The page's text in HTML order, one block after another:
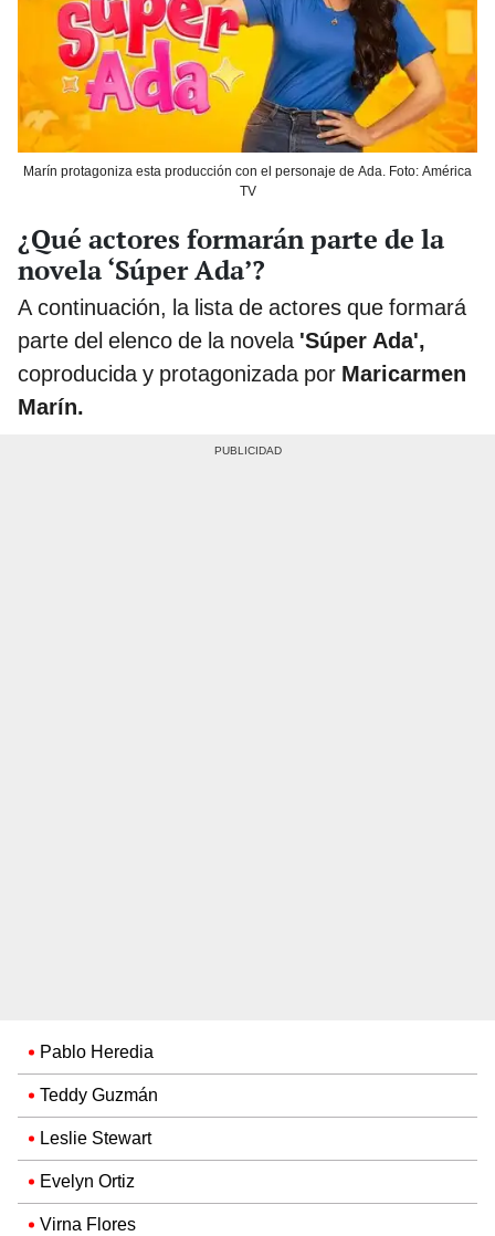
Marín protagoniza esta producción con el personaje de Ada. Foto: América
TV
¿Qué actores formarán parte de la
novela ‘Súper Ada’?
A continuación, la lista de actores que formará
parte del elenco de la novela 'Súper Ada',
coproducida y protagonizada por Maricarmen
Marín.
Pablo Heredia
Teddy Guzmán
Leslie Stewart
Evelyn Ortiz
Virna Flores